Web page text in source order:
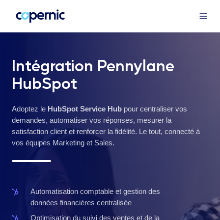
Intégration Pennylane
HubSpot
Adoptez le HubSpot Service Hub pour centraliser vos
demandes, automatiser vos réponses, mesurer la
satisfaction client et renforcer la fidélité. Le tout, connecté à
vos équipes Marketing et Sales.
Automatisation comptable et gestion des
données financières centralisée
Automatisation
comptable
et
Optimisation du suivi des ventes et de la
Optimisation